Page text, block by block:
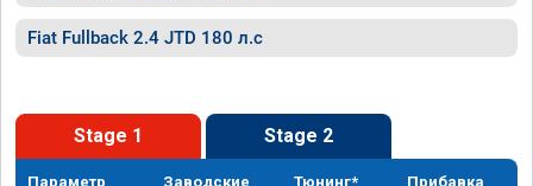
Fiat Fullback 2.4 JTD 180 л.с
Stage 1 Stage 2
Параметр Заводские Тюнинг* Прибавка